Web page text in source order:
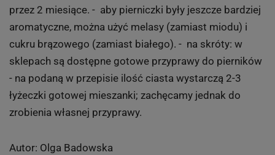
przez 2 miesiące. - aby pierniczki były jeszcze bardziej
aromatyczne, można użyć melasy (zamiast miodu) i
cukru brązowego (zamiast białego). - na skróty: w
sklepach są dostępne gotowe przyprawy do pierników
- na podaną w przepisie ilość ciasta wystarczą 2-3
łyżeczki gotowej mieszanki; zachęcamy jednak do
zrobienia własnej przyprawy.
Autor: Olga Badowska